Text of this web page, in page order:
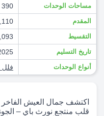
مساحات الوحدات 390 م²
المقدم
التقسيط 40,093
تاريخ التسليم
أنواع الوحدات فلل
اكتشف جمال العيش الفاخر
قلب منتجع نورث باي –